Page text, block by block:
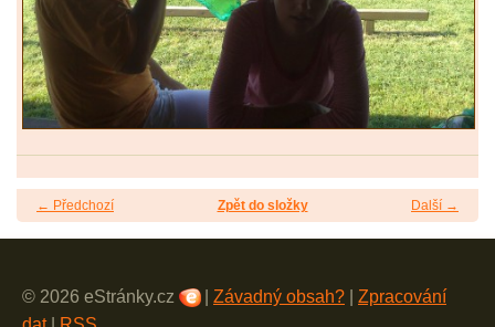
← Předchozí Další →
Zpět do složky
© 2026 eStránky.cz Závadný obsah?
Zpracování